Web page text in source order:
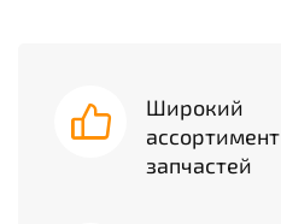
Широкий
ассортимент
запчастей